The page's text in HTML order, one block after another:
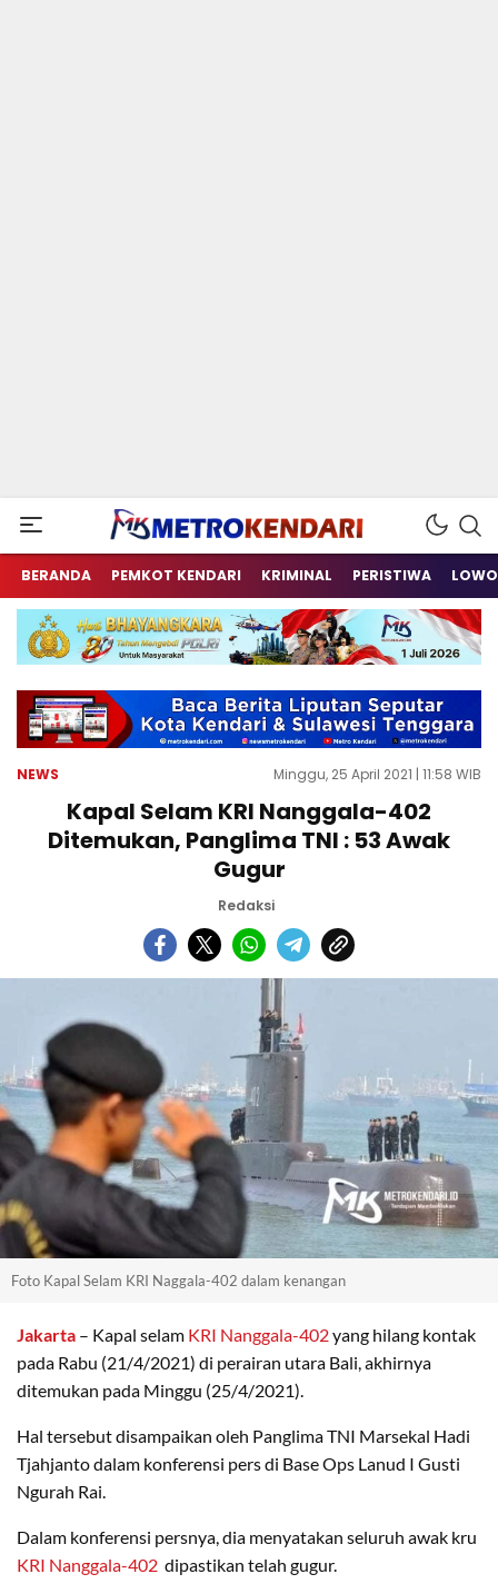
metrokendari
Berita Terkini Sulawesi Tenggara
BERANDA PEMKOT KENDARI KRIMINAL PERISTIWA
NEWS Minggu, 25 April 2021 | 11:58 WIB
Kapal Selam KRI Nanggala-402
Ditemukan, Panglima TNI : 53 Awak
Gugur
Redaksi
Foto Kapal Selam KRI Naggala-402 dalam kenangan
Jakarta – Kapal selam KRI Nanggala-402yang hilang kontak
pada Rabu (21/4/2021) di perairan utara Bali, akhirnya
ditemukan pada Minggu (25/4/2021).
Hal tersebut disampaikan oleh Panglima TNI Marsekal Hadi
Tjahjanto dalam konferensi pers di Base Ops Lanud I Gusti
Ngurah Rai.
Dalam konferensi persnya, dia menyatakan seluruh awak kru
KRI Nanggala-402 dipastikan telah gugur.